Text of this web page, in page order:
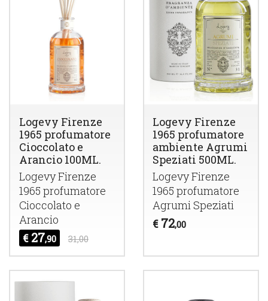
Logevy Firenze
1965 profumatore
Cioccolato e
Arancio 100ML.
Logevy Firenze
1965 profumatore
Cioccolato e
Arancio
€ 27,90 31,00
Logevy Firenze
1965 profumatore
ambiente Agrumi
Speziati 500ML.
Logevy Firenze
1965 profumatore
Agrumi Speziati
€ 72,00